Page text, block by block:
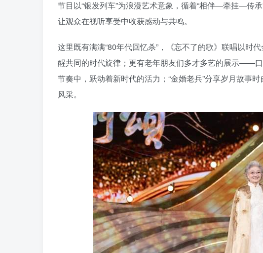
节目以“银发列车”为浪漫艺术意象，循着“相伴—牵挂—传
让观众在视听享受中收获感动与共鸣。
这里既有满满“80年代回忆杀”，《忘不了的歌》联唱以时
醒共同的时代旋律；更有老年朋友们多才多艺的展示——
节奏中，跃动着新时代的活力；“金婚老兵”分享岁月故事
风采。